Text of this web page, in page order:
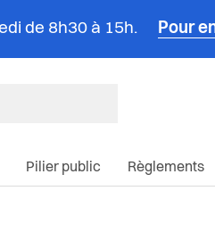
de 8h30 à 15h. Pour
Pilier public Règlements